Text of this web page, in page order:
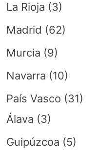
La Rioja (3)
Madrid (62)
Murcia (9)
Navarra (10)
País Vasco (31)
Álava (3)
Guipúzcoa (5)